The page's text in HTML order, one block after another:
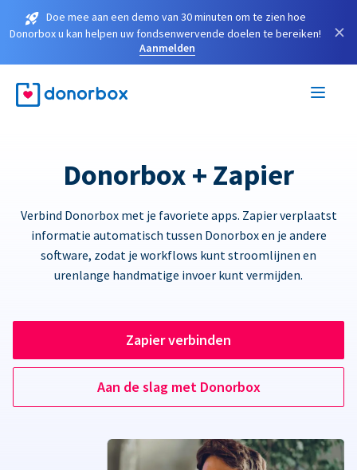
Doe mee aan een demo van 30 minuten om te zien hoe
Donorbox u kan helpen uw fondsenwervende doelen te bereiken!
Aanmelden
×
Donorbox + Zapier
Verbind Donorbox met je favoriete apps. Zapier verplaatst
informatie automatisch tussen Donorbox en je andere
software, zodat je workflows kunt stroomlijnen en
urenlange handmatige invoer kunt vermijden.
Zapier verbinden
Aan de slag met Donorbox